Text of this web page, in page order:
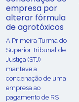
empresa por
alterar fórmula
de agrotóxicos
​A Primeira Turma do
Superior Tribunal de
Justiça (STJ)
manteve a
condenação de uma
empresa ao
pagamento de R$